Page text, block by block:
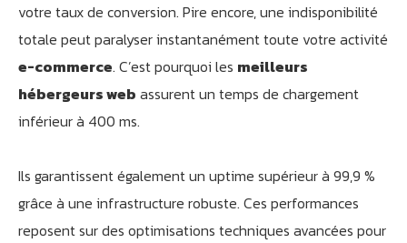
votre taux de conversion. Pire encore, une indisponibilité
totale peut paralyser instantanément toute votre activité
e-commerce. C’est pourquoi les meilleurs
hébergeurs web assurent un temps de chargement
inférieur à 400 ms.
Ils garantissent également un uptime supérieur à 99,9 %
grâce à une infrastructure robuste. Ces performances
reposent sur des optimisations techniques avancées pour